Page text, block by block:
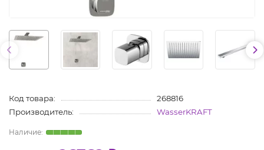
Код товара:
268816
Производитель:
WasserKRAFT